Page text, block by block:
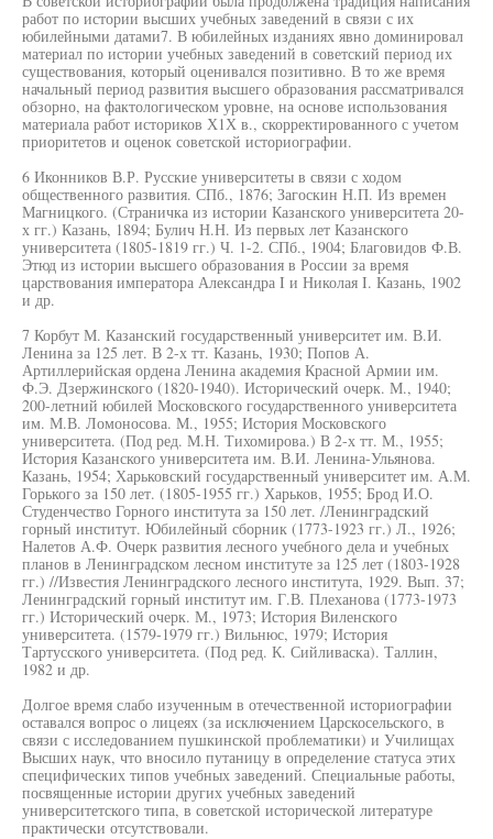
работ по истории высших учебных заведений в связи с их
юбилейными датами7. В юбилейных изданиях явно доминировал
материал по истории учебных заведений в советский период их
существования, который оценивался позитивно. В то же время
начальный период развития высшего образования рассматривался
обзорно, на фактологическом уровне, на основе использования
материала работ историков Х1Х в., скорректированного с учетом
приоритетов и оценок советской историографии.
6 Иконников В.Р. Русские университеты в связи с ходом
общественного развития. СПб., 1876; Загоскин Н.П. Из времен
Магницкого. (Страничка из истории Казанского университета 20-
х гг.) Казань, 1894; Булич Н.Н. Из первых лет Казанского
университета (1805-1819 гг.) Ч. 1-2. СПб., 1904; Благовидов Ф.В.
Этюд из истории высшего образования в России за время
царствования императора Александра I и Николая I. Казань, 1902
и др.
7 Корбут М. Казанский государственный университет им. В.И.
Ленина за 125 лет. В 2-х тт. Казань, 1930; Попов А.
Артиллерийская ордена Ленина академия Красной Армии им.
Ф.Э. Дзержинского (1820-1940). Исторический очерк. М., 1940;
200-летний юбилей Московского государственного университета
им. М.В. Ломоносова. М., 1955; История Московского
университета. (Под ред. М.Н. Тихомирова.) В 2-х тт. М., 1955;
История Казанского университета им. В.И. Ленина-Ульянова.
Казань, 1954; Харьковский государственный университет им. А.М.
Горького за 150 лет. (1805-1955 гг.) Харьков, 1955; Брод И.О.
Студенчество Горного института за 150 лет. /Ленинградский
горный институт. Юбилейный сборник (1773-1923 гг.) Л., 1926;
Налетов А.Ф. Очерк развития лесного учебного дела и учебных
планов в Ленинградском лесном институте за 125 лет (1803-1928
гг.) //Известия Ленинградского лесного института, 1929. Вып. 37;
Ленинградский горный институт им. Г.В. Плеханова (1773-1973
гг.) Исторический очерк. М., 1973; История Виленского
университета. (1579-1979 гг.) Вильнюс, 1979; История
Тартусского университета. (Под ред. К. Сийливаска). Таллин,
1982 и др.
Долгое время слабо изученным в отечественной историографии
оставался вопрос о лицеях (за исключением Царскосельского, в
связи с исследованием пушкинской проблематики) и Училищах
Высших наук, что вносило путаницу в определение статуса этих
специфических типов учебных заведений. Специальные работы,
посвященные истории других учебных заведений
университетского типа, в советской исторической литературе
практически отсутствовали.